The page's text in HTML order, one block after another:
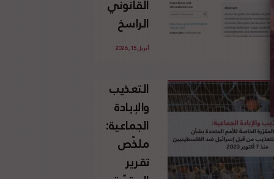
الإسرائيلي
غير
القانوني
الفلسطينية
القانوني
الراسخ
للاجئين
وحقهم
في العودة
بموجب
القانون
الدولي
أبريل 15, 2026
التعذيب
والإبادة
الجماعية:
ملخّص
تقرير